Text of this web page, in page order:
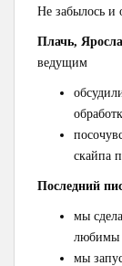
Не забылось
Плачь,
ведущим
скайпа
Последний
мы
любимы
мы